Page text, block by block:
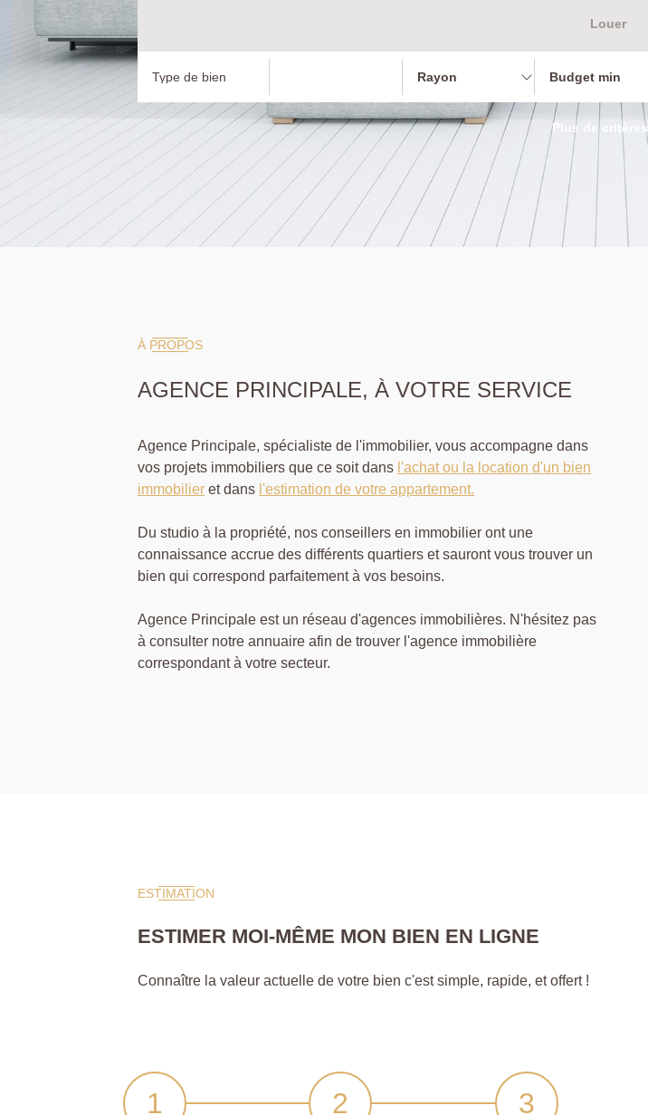
Louer
Rayon
Plus de critères
À PROPOS
AGENCE PRINCIPALE, À VOTRE SERVICE
Agence Principale, spécialiste de l'immobilier, vous accompagne dans
vos projets immobiliers que ce soit dans l'achat ou la location d'un bien
immobilier et dans l'estimation de votre appartement.
Du studio à la propriété, nos conseillers en immobilier ont une
connaissance accrue des différents quartiers et sauront vous trouver un
bien qui correspond parfaitement à vos besoins.
Agence Principale est un réseau d'agences immobilières. N'hésitez pas
à consulter notre annuaire afin de trouver l'agence immobilière
correspondant à votre secteur.
ESTIMATION
ESTIMER MOI-MÊME MON BIEN EN LIGNE
Connaître la valeur actuelle de votre bien c'est simple, rapide, et offert !